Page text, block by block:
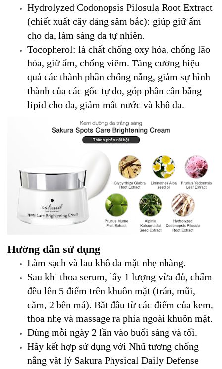
Hydrolyzed Codonopsis Pilosula Root Extract
(chiết xuất cây đảng sâm bắc): giúp giữ ẩm
cho da, làm sáng da tự nhiên.
Tocopherol: là chất chống oxy hóa, chống lão
hóa, giữ ẩm, chống viêm. Tăng cường hiệu
quả các thành phần chống nắng, giảm sự hình
thành của các gốc tự do, góp phần cân bằng
lipid cho da, giảm mất nước và khô da.
Hướng dẫn sử dụng
Làm sạch và lau khô da mặt nhẹ nhàng.
Sau khi thoa serum, lấy 1 lượng vừa đủ, chấm
đều lên 5 điểm trên khuôn mặt (trán, mũi,
cằm, 2 bên má). Bắt đầu từ các điểm của kem,
thoa nhẹ và massage ra phía ngoài khuôn mặt.
Dùng mỗi ngày 2 lần vào buổi sáng và tối.
Hãy kết hợp sử dụng với Nhũ tương chống
nắng vật lý Sakura Physical Daily Defense